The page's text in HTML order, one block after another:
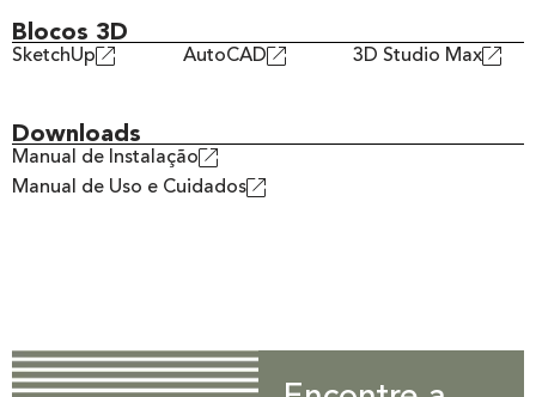
Blocos 3D
SketchUp AutoCAD 3D Studio Max
Downloads
Manual de Instalação
Manual de Uso e Cuidados